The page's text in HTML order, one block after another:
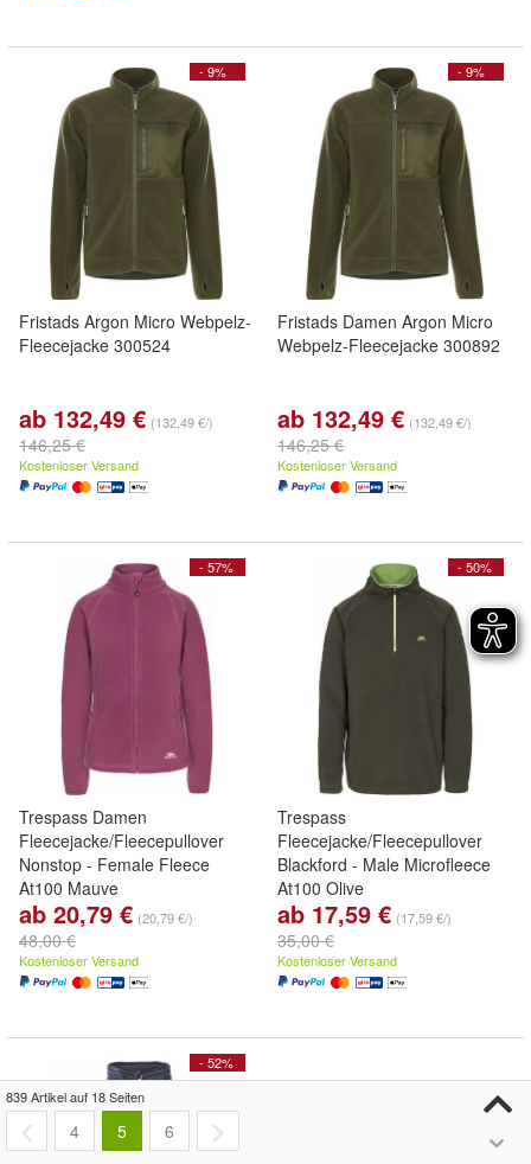
- 9%
Fristads Argon Micro Webpelz-
Fleecejacke 300524
ab 132,49 € (132,49 €/)
146,25 €
Kostenloser Versand
- 9%
Fristads Damen Argon Micro
Webpelz-Fleecejacke 300892
ab 132,49 € (132,49 €/)
146,25 €
Kostenloser Versand
- 57%
Trespass Damen
Fleecejacke/Fleecepullover
Nonstop - Female Fleece
At100 Mauve
ab 20,79 € (20,79 €/)
48,00 €
Kostenloser Versand
- 50%
Trespass
Fleecejacke/Fleecepullover
Blackford - Male Microfleece
At100 Olive
ab 17,59 € (17,59 €/)
35,00 €
Kostenloser Versand
- 52%
839 Artikel auf 18 Seiten
4 5 6